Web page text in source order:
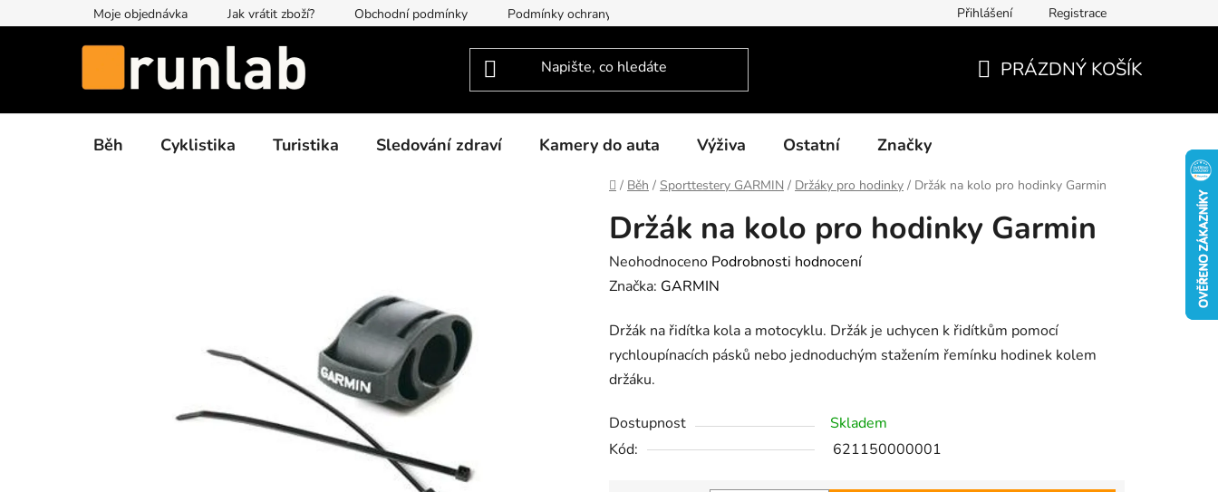
na
Moje objednávka Jak vrátit zboží? Obchodní podmínky Podmínky ochrany osobních údajů Blog-rady, tipy, recenze
Přihlášení Registrace
PRÁZDNÝ KOŠÍK
Běh Cyklistika Turistika Sledování zdraví Kamery do auta Výživa Ostatní Značky
Domů
/ Běh / Sporttestery GARMIN / Držáky pro hodinky / Držák na kolo pro hodinky Garmin
Držák na kolo pro hodinky Garmin
Průměrné
hodnocení
je
0,0
z
hvězdiček.
Neohodnoceno Podrobnosti hodnocení
Značka: GARMIN
Držák na řidítka kola a motocyklu. Držák je uchycen k řidítkům pomocí
rychloupínacích pásků nebo jednoduchým stažením řemínku hodinek kolem
držáku.
Dostupnost
Skladem
Kód:
621150000001